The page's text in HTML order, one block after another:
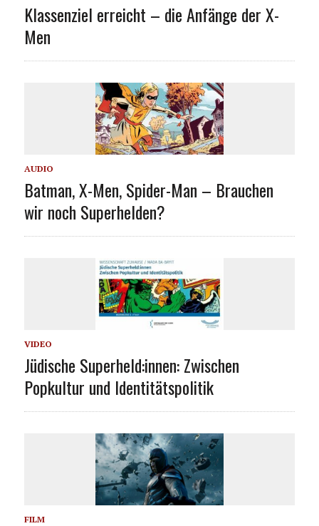
Klassenziel erreicht – die Anfänge der X-
Men
AUDIO
Batman, X-Men, Spider-Man – Brauchen
wir noch Superhelden?
VIDEO
Jüdische Superheld:innen: Zwischen
Popkultur und Identitätspolitik
FILM